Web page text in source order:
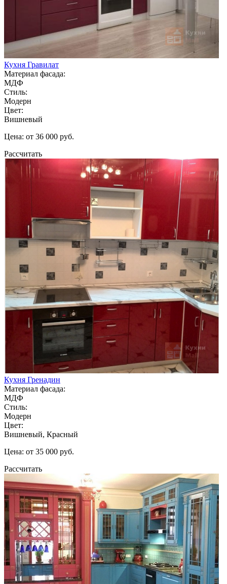
Кухня Гравилат
Материал фасада:
МДФ
Стиль:
Модерн
Цвет:
Вишневый
Цена: от 36 000 руб.
Рассчитать
Кухня Гренадин
Материал фасада:
МДФ
Стиль:
Модерн
Цвет:
Вишневый, Красный
Цена: от 35 000 руб.
Рассчитать